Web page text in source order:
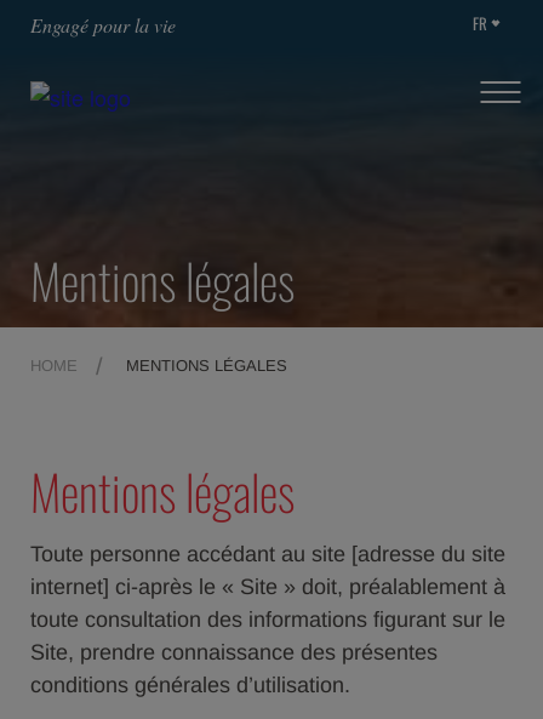
Engagé pour la vie FR
Mentions légales
HOME MENTIONS LÉGALES
Mentions légales
Toute personne accédant au site [adresse du site
internet] ci-après le « Site » doit, préalablement à
toute consultation des informations figurant sur le
Site, prendre connaissance des présentes
conditions générales d’utilisation.